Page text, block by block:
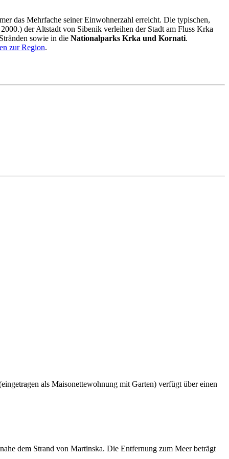
das Mehrfache seiner Einwohnerzahl erreicht. Die typischen,
der Altstadt von Sibenik verleihen der Stadt am Fluss Krka
sowie in die Nationalparks Krka und Kornati.
zur Region.
als Maisonettewohnung mit Garten) verfügt über einen
dem Strand von Martinska. Die Entfernung zum Meer beträgt